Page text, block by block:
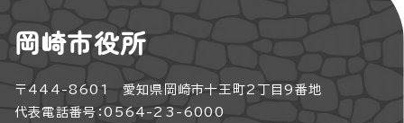
岡崎市役所
〒444-8601 愛知県岡崎市十王町2丁目9番地
代表電話番号：0564-23-6000